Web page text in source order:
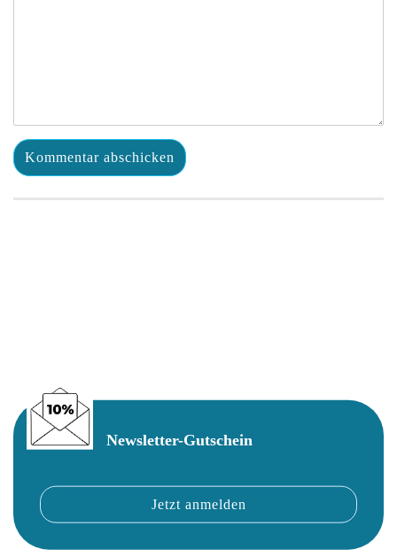
Newsletter-Gutschein